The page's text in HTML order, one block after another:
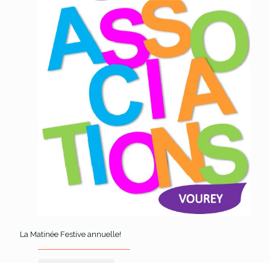
La Matinée Festive annuelle!